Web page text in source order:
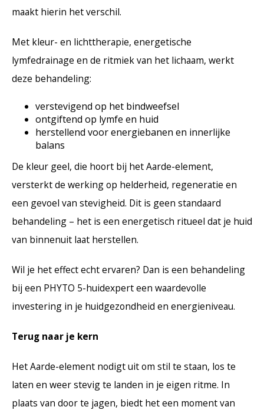
maakt hierin het verschil.
Met kleur- en lichttherapie, energetische
lymfedrainage en de ritmiek van het lichaam, werkt
deze behandeling:
verstevigend op het bindweefsel
ontgiftend op lymfe en huid
herstellend voor energiebanen en innerlijke
balans
De kleur geel, die hoort bij het Aarde-element,
versterkt de werking op helderheid, regeneratie en
een gevoel van stevigheid. Dit is geen standaard
behandeling – het is een energetisch ritueel dat je huid
van binnenuit laat herstellen.
Wil je het effect echt ervaren? Dan is een behandeling
bij een PHYTO 5-huidexpert een waardevolle
investering in je huidgezondheid en energieniveau.
Terug naar je kern
Het Aarde-element nodigt uit om stil te staan, los te
laten en weer stevig te landen in je eigen ritme. In
plaats van door te jagen, biedt het een moment van